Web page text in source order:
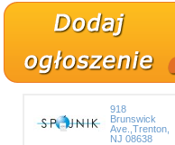
918
Brunswick
Ave.,Trenton,
NJ 08638